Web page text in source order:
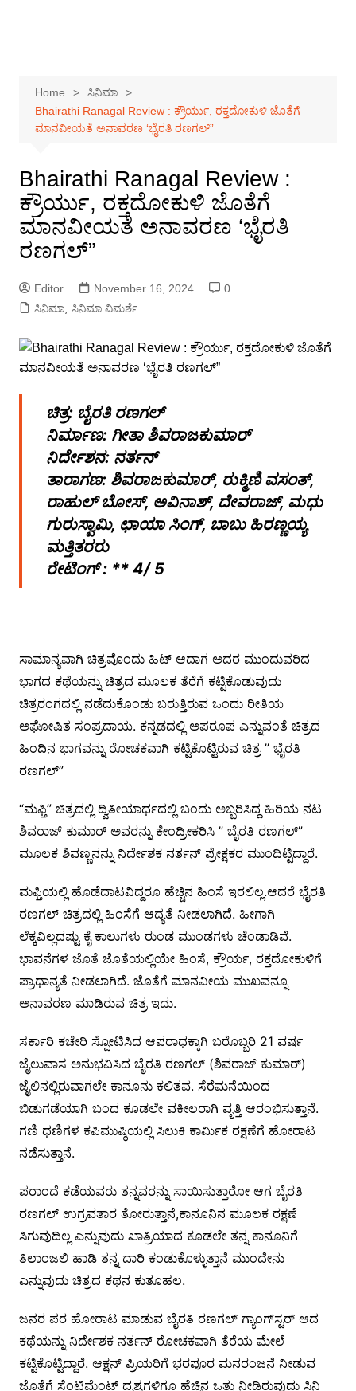
Home
ಸಿನಿಮಾ
Bhairathi Ranagal Review : ಕ್ರೌರ್ಯು, ರಕ್ತದೋಕುಳಿ ಜೊತೆಗೆ
ಮಾನವೀಯತೆ ಅನಾವರಣ ‘ಭೈರತಿ ರಣಗಲ್”
Bhairathi Ranagal Review :
ಕ್ರೌರ್ಯು, ರಕ್ತದೋಕುಳಿ ಜೊತೆಗೆ
ಮಾನವೀಯತೆ ಅನಾವರಣ ‘ಭೈರತಿ
ರಣಗಲ್”
Editor November 16, 2024
0
ಸಿನಿಮಾ, ಸಿನಿಮಾ ವಿಮರ್ಶೆ
ಚಿತ್ರ: ಬೈರತಿ ರಣಗಲ್
ನಿರ್ಮಾಣ: ಗೀತಾ ಶಿವರಾಜಕುಮಾರ್
ನಿರ್ದೇಶನ: ನರ್ತನ್
ತಾರಾಗಣ: ಶಿವರಾಜಕುಮಾರ್, ರುಕ್ಮಿಣಿ ವಸಂತ್,
ರಾಹುಲ್ ಬೋಸ್, ಅವಿನಾಶ್, ದೇವರಾಜ್, ಮಧು
ಗುರುಸ್ವಾಮಿ, ಛಾಯಾ ಸಿಂಗ್, ಬಾಬು ಹಿರಣ್ಣಯ್ಯ
ಮತ್ತಿತರರು
ರೇಟಿಂಗ್ : ** 4/ 5
ಸಾಮಾನ್ಯವಾಗಿ ಚಿತ್ರವೊಂದು ಹಿಟ್ ಆದಾಗ ಅದರ ಮುಂದುವರಿದ
ಭಾಗದ ಕಥೆಯನ್ನು ಚಿತ್ರದ ಮೂಲಕ ತೆರೆಗೆ ಕಟ್ಟಿಕೊಡುವುದು
ಚಿತ್ರರಂಗದಲ್ಲಿ ನಡೆದುಕೊಂಡು ಬರುತ್ತಿರುವ ಒಂದು ರೀತಿಯ
ಅಘೋಷಿತ ಸಂಪ್ರದಾಯ. ಕನ್ನಡದಲ್ಲಿ ಅಪರೂಪ ಎನ್ನುವಂತೆ ಚಿತ್ರದ
ಹಿಂದಿನ ಭಾಗವನ್ನು ರೋಚಕವಾಗಿ ಕಟ್ಟಿಕೊಟ್ಟಿರುವ ಚಿತ್ರ ” ಭೈರತಿ
ರಣಗಲ್”
“ಮಫ್ತಿ” ಚಿತ್ರದಲ್ಲಿ ದ್ವಿತೀಯಾರ್ಧದಲ್ಲಿ ಬಂದು ಅಬ್ಬರಿಸಿದ್ದ ಹಿರಿಯ ನಟ
ಶಿವರಾಜ್ ಕುಮಾರ್ ಅವರನ್ನು ಕೇಂದ್ರೀಕರಿಸಿ ” ಬೈರತಿ ರಣಗಲ್”
ಮೂಲಕ ಶಿವಣ್ಣನನ್ನು ನಿರ್ದೇಶಕ ನರ್ತನ್ ಪ್ರೇಕ್ಷಕರ ಮುಂದಿಟ್ಟಿದ್ದಾರೆ.
ಮಫ್ತಿಯಲ್ಲಿ ಹೊಡೆದಾಟವಿದ್ದರೂ ಹೆಚ್ಚಿನ ಹಿಂಸೆ ಇರಲಿಲ್ಲ.ಆದರೆ ಭೈರತಿ
ರಣಗಲ್ ಚಿತ್ರದಲ್ಲಿ ಹಿಂಸೆಗೆ ಆದ್ಯತೆ ನೀಡಲಾಗಿದೆ. ಹೀಗಾಗಿ
ಲೆಕ್ಕವಿಲ್ಲದಷ್ಟು ಕೈ ಕಾಲುಗಳು ರುಂಡ ಮುಂಡಗಳು ಚೆಂಡಾಡಿವೆ.
ಭಾವನೆಗಳ ಜೊತೆ ಜೊತೆಯಲ್ಲಿಯೇ ಹಿಂಸೆ, ಕ್ರೌರ್ಯ, ರಕ್ತದೋಕುಳಿಗೆ
ಪ್ರಾಧಾನ್ಯತೆ ನೀಡಲಾಗಿದೆ. ಜೊತೆಗೆ ಮಾನವೀಯ ಮುಖವನ್ನೂ
ಅನಾವರಣ ಮಾಡಿರುವ ಚಿತ್ರ ಇದು.
ಸರ್ಕಾರಿ ಕಚೇರಿ ಸ್ಪೋಟಿಸಿದ ಆಪರಾಧಕ್ಕಾಗಿ ಬರೊಬ್ಬರಿ 21 ವರ್ಷ
ಜೈಲುವಾಸ ಅನುಭವಿಸಿದ ಬೈರತಿ ರಣಗಲ್ (ಶಿವರಾಜ್ ಕುಮಾರ್)
ಜೈಲಿನಲ್ಲಿರುವಾಗಲೇ ಕಾನೂನು ಕಲಿತವ. ಸೆರೆಮನೆಯಿಂದ
ಬಿಡುಗಡೆಯಾಗಿ ಬಂದ ಕೂಡಲೇ ವಕೀಲರಾಗಿ ವೃತ್ತಿ ಆರಂಭಿಸುತ್ತಾನೆ.
ಗಣಿ ಧಣಿಗಳ ಕಪಿಮುಷ್ಠಿಯಲ್ಲಿ ಸಿಲುಕಿ ಕಾರ್ಮಿಕ ರಕ್ಷಣೆಗೆ ಹೋರಾಟ
ನಡೆಸುತ್ತಾನೆ.
ಪರಾಂದೆ ಕಡೆಯವರು ತನ್ನವರನ್ನು ಸಾಯಿಸುತ್ತಾರೋ ಆಗ ಬೈರತಿ
ರಣಗಲ್ ಉಗ್ರವತಾರ ತೋರುತ್ತಾನೆ,ಕಾನೂನಿನ ಮೂಲಕ ರಕ್ಷಣೆ
ಸಿಗುವುದಿಲ್ಲ ಎನ್ನುವುದು ಖಾತ್ರಿಯಾದ ಕೂಡಲೇ ತನ್ನ ಕಾನೂನಿಗೆ
ತಿಲಾಂಜಲಿ ಹಾಡಿ ತನ್ನ ದಾರಿ ಕಂಡುಕೊಳ್ಳುತ್ತಾನೆ ಮುಂದೇನು
ಎನ್ನುವುದು ಚಿತ್ರದ ಕಥನ ಕುತೂಹಲ.
ಜನರ ಪರ ಹೋರಾಟ ಮಾಡುವ ಬೈರತಿ ರಣಗಲ್ ಗ್ಯಾಂಗ್‍ಸ್ಟರ್ ಆದ
ಕಥೆಯನ್ನು ನಿರ್ದೇಶಕ ನರ್ತನ್ ರೋಚಕವಾಗಿ ತೆರೆಯ ಮೇಲೆ
ಕಟ್ಟಿಕೊಟ್ಟಿದ್ದಾರೆ. ಆಕ್ಷನ್ ಪ್ರಿಯರಿಗೆ ಭರಪೂರ ಮನರಂಜನೆ ನೀಡುವ
ಜೊತೆಗೆ ಸೆಂಟಿಮೆಂಟ್ ದೃಶ್ಯಗಳಿಗೂ ಹೆಚ್ಚಿನ ಒತ್ತು ನೀಡಿರುವುದು ಸಿನಿ